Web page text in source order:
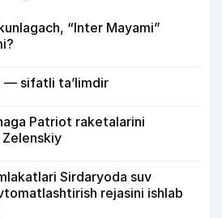
“Inter Mayami”
— sifatli ta’limdir
Patriot raketalarini
Sirdaryoda suv
rejasini ishlab